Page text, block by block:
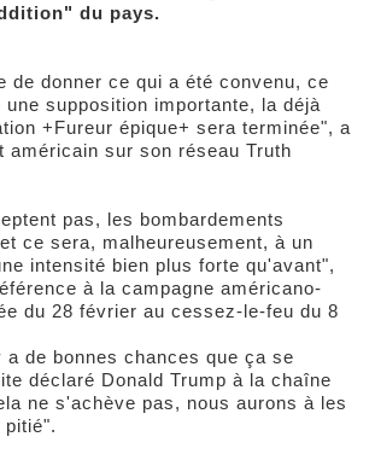
du pays.
de donner ce qui a été convenu, ce
supposition importante, la déjà
+Fureur épique+ sera terminée", a
américain sur son réseau Truth
pas, les bombardements
ce sera, malheureusement, à un
intensité bien plus forte qu'avant",
à la campagne américano-
du 28 février au cessez-le-feu du 8
de bonnes chances que ça se
déclaré Donald Trump à la chaîne
ne s'achève pas, nous aurons à les
pitié".